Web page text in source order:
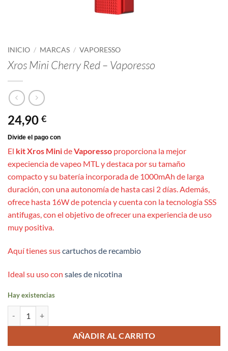
INICIO / MARCAS / VAPORESSO
Xros Mini Cherry Red – Vaporesso
24,90 €
El kit Xros MinideVaporesso proporciona la mejor
expeciencia de vapeo MTL y destaca por su tamaño
compacto y su batería incorporada de 1000mAh de larga
duración, con una autonomía de hasta casi 2 días. Además,
ofrece hasta 16W de potencia y cuenta con la tecnología SSS
antifugas, con el objetivo de ofrecer una experiencia de uso
muy positiva.
Aquí tienes suscartuchos de recambio
Ideal su uso con sales de nicotina
Hay existencias
AÑADIR AL CARRITO